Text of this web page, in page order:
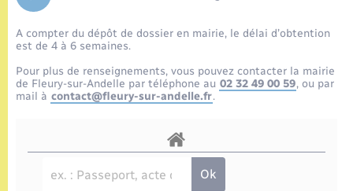
Etat-civil - Papiers - Citoyenneté
Etat civil
Mariage – PACS
Logement - Urbanisme
Nouvel habitant
Transports scolaires
Travaux - Autorisation d’occupation de l’espace
public
Compétences
Plan interactif
A compter du dépôt de dossier en mairie, le délai d’obtention
est de 4 à 6 semaines.
Pour plus de renseignements, vous pouvez contacter la mairie
de Fleury-sur-Andelle par téléphone au 02 32 49 00 59, ou par
mail à contact@fleury-sur-andelle.fr.